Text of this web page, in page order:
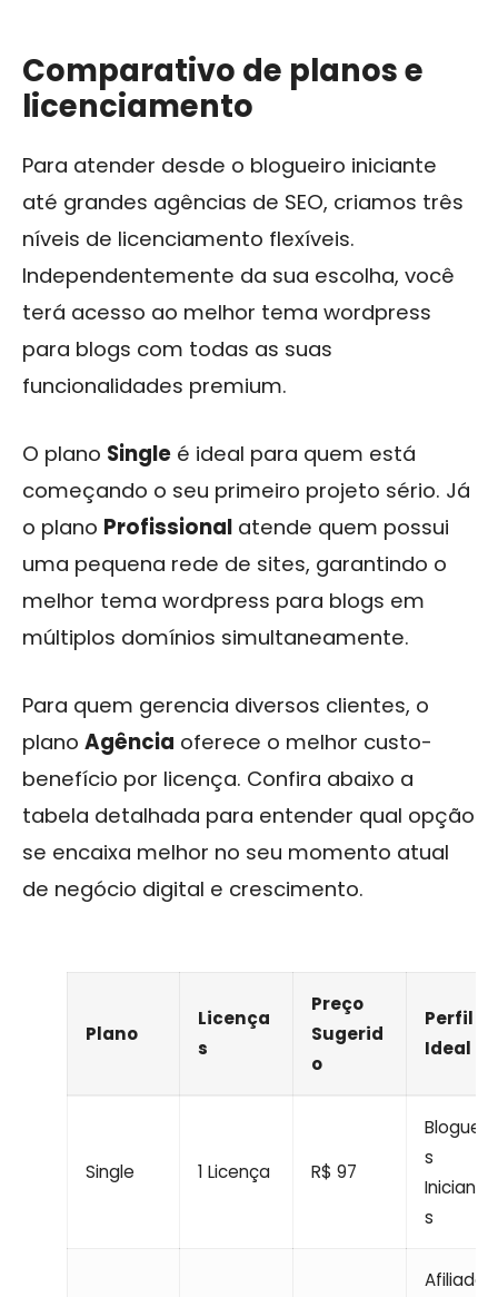
Comparativo de planos e
licenciamento
Para atender desde o blogueiro iniciante
até grandes agências de SEO, criamos três
níveis de licenciamento flexíveis.
Independentemente da sua escolha, você
terá acesso ao melhor tema wordpress
para blogs com todas as suas
funcionalidades premium.
O plano Single é ideal para quem está
começando o seu primeiro projeto sério. Já
o plano Profissional atende quem possui
uma pequena rede de sites, garantindo o
melhor tema wordpress para blogs em
múltiplos domínios simultaneamente.
Para quem gerencia diversos clientes, o
plano Agência oferece o melhor custo-
benefício por licença. Confira abaixo a
tabela detalhada para entender qual opção
se encaixa melhor no seu momento atual
de negócio digital e crescimento.
Plano
Licença
s
Preço
Sugerid
o
Perfil
Ideal
Single 1 Licença R$ 97
s
Iniciante
s
Afiliados